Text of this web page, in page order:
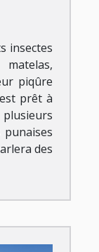
insectes
piqûre
prêt à
des